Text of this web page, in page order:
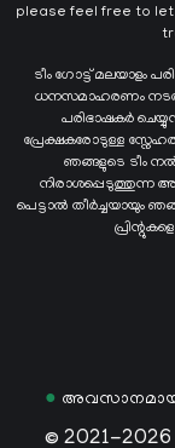
please feel free to
ടീം ഗോട്ട് മലയാളം
ധനസമാഹരണം
പരിഭാഷകർ
പ്രേക്ഷകരോടുള്ള
ഞങ്ങളുടെ ടീം
നിരാശപ്പെടുത്തുന്ന
പെട്ടാൽ തീർച്ചയായും
● അവസാനമായി
© 2021-2026